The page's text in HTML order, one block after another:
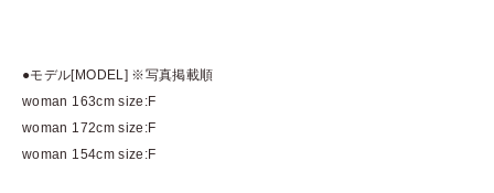
●モデル[MODEL] ※写真掲載順
woman 163cm size:F
woman 172cm size:F
woman 154cm size:F